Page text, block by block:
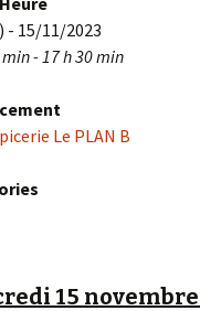
- 15/11/2023
- 17 h 30 min
Le PLAN B
15 novembre